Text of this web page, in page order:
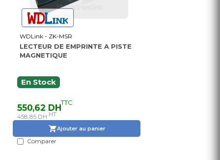
WDLink - ZK-MSR
LECTEUR DE EMPRINTE A PISTE
MAGNETIQUE
En Stock
550,62 DHTTC
458,85 DH HT
Ajouter au panier
Comparer